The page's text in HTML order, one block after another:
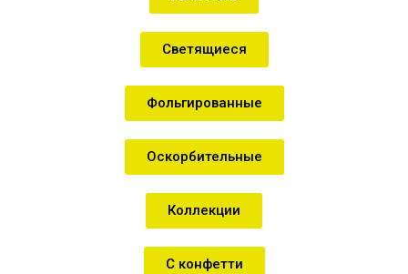
Светящиеся
Фольгированные
Оскорбительные
Коллекции
С конфетти